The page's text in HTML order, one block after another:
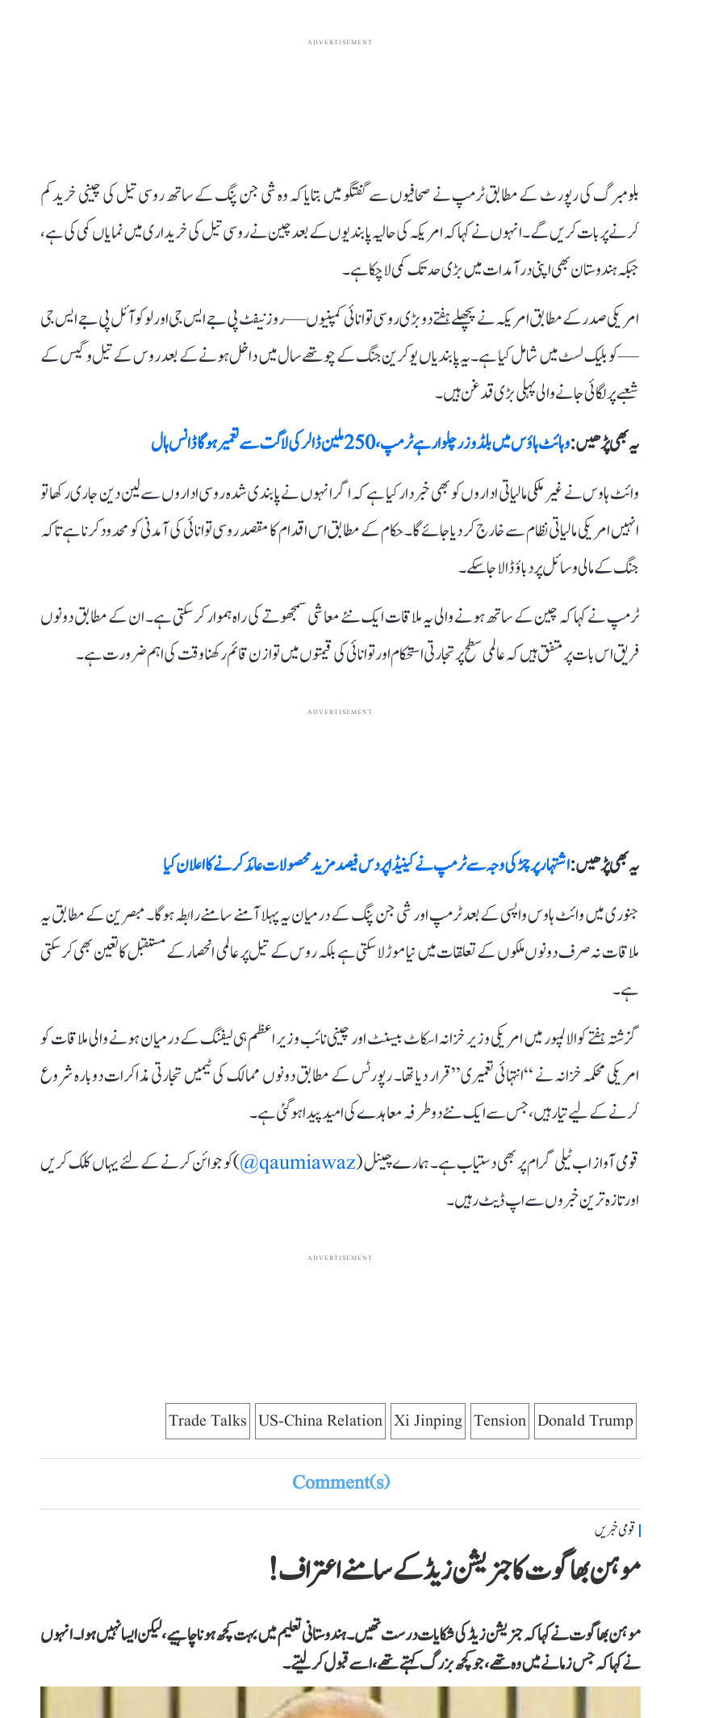
ADVERTISEMENT
بلومبرگ کی رپورٹ کے مطابق ٹرمپ نے صحافیوں سے گفتگو میں بتایا کہ وہ شی جن پنگ کے ساتھ روسی تیل کی چینی خرید کم
کرنے پر بات کریں گے۔ انہوں نے کہا کہ امریکہ کی حالیہ پابندیوں کے بعد چین نے روسی تیل کی خریداری میں نمایاں کمی کی ہے،
جبکہ ہندوستان بھی اپنی درآمدات میں بڑی حد تک کمی لا چکا ہے۔
امریکی صدر کے مطابق امریکہ نے پچھلے ہفتے دو بڑی روسی توانائی کمپنیوں — روز نیفٹ پی جے ایس جی اور لوکو آئل پی جے ایس جی
— کو بلیک لسٹ میں شامل کیا ہے۔ یہ پابندیاں یوکرین جنگ کے چوتھے سال میں داخل ہونے کے بعد روس کے تیل و گیس کے
شعبے پر لگائی جانے والی پہلی بڑی قدغن ہیں۔
یہ بھی پڑھیں :وہائٹ ہاؤس میں بلڈوزر چلوا رہے ٹرمپ، 250 ملین ڈالر کی لاگت سے تعمیر ہوگا ڈانس ہال
وائٹ ہاوس نے غیر ملکی مالیاتی اداروں کو بھی خبردار کیا ہے کہ اگر انہوں نے پابندی شدہ روسی اداروں سے لین دین جاری رکھا تو
انہیں امریکی مالیاتی نظام سے خارج کر دیا جائے گا۔ حکام کے مطابق اس اقدام کا مقصد روسی توانائی کی آمدنی کو محدود کرنا ہے تاکہ
جنگ کے مالی وسائل پر دباؤ ڈالا جا سکے۔
ٹرمپ نے کہا کہ چین کے ساتھ ہونے والی یہ ملاقات ایک نئے معاشی سمجھوتے کی راہ ہموار کر سکتی ہے۔ ان کے مطابق دونوں
فریق اس بات پر متفق ہیں کہ عالمی سطح پر تجارتی استحکام اور توانائی کی قیمتوں میں توازن قائم رکھنا وقت کی اہم ضرورت ہے۔
ADVERTISEMENT
یہ بھی پڑھیں :اشتہار پر چڑ کی وجہ سے ٹرمپ نے کینیڈا پر دس فیصد مزید محصولات عائد کر نے کا اعلان کیا
جنوری میں وائٹ ہاوس واپسی کے بعد ٹرمپ اور شی جن پنگ کے درمیان یہ پہلا آمنے سامنے رابطہ ہوگا۔ مبصرین کے مطابق یہ
ملاقات نہ صرف دونوں ملکوں کے تعلقات میں نیا موڑ لا سکتی ہے بلکہ روس کے تیل پر عالمی انحصار کے مستقبل کا تعین بھی کر سکتی
ہے۔
گزشتہ ہفتے کوالالمپور میں امریکی وزیر خزانہ اسکاٹ بیسنٹ اور چینی نائب وزیر اعظم ہی لیفنگ کے درمیان ہونے والی ملاقات کو
امریکی محکمہ خزانہ نے “انتہائی تعمیری” قرار دیا تھا۔ رپورٹس کے مطابق دونوں ممالک کی ٹیمیں تجارتی مذاکرات دوبارہ شروع
کرنے کے لیے تیار ہیں، جس سے ایک نئے دوطرفہ معاہدے کی امید پیدا ہوگئی ہے۔
قومی آواز اب ٹیلی گرام پر بھی دستیاب ہے۔ ہمارے چینل (qaumiawaz@
) کو جوائن کرنے کے لئے یہاں کلک کریں
اور تازہ ترین خبروں سے اپ ڈیٹ رہیں۔
ADVERTISEMENT
Donald Trump
Tension
Xi Jinping
US-China Relation
Trade Talks
Comment(s)
قومی خبریں
موہن بھاگوت کا جنریشن زیڈ کے سامنے اعتراف!
موہن بھاگوت نے کہاکہ جنریشن زیڈ کی شکایات درست تھیں۔ ہندوستانی تعلیم میں بہت کچھ ہونا چاہیے، لیکن ایسا نہیں ہوا۔انہوں
نے کہا کہ جس زمانے میں وہ تھے،جو کچھ بزرگ کہتے تھے، اسے قبول کر لیتے۔